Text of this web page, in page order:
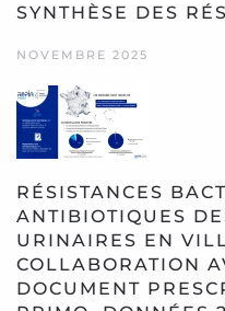
SYNTHÈSE DES
NOVEMBRE 2025
RÉSISTANCES
ANTIBIOTIQUES
URINAIRES EN
COLLABORATION
DOCUMENT